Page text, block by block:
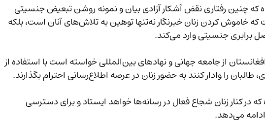
تأکید کرده که چنین رفتاری نقض آشکار آزادی بیان و نمونه روشن تبعیض جنسیتی
است. در این بیانیه آمده است که خاموش کردن زنان خبرنگار نه‌تنها توهین به تلاش‌های آنان است، بلکه
جنسیتی وارد می‌کند.
سازمان حمایت از رسانه‌های افغانستان از جامعه جهانی و نهادهای بین‌المللی خواسته است با استفاده از
این نهاد همچنین اعلام کرده که در کنار زنان شجاع فعال در رسانه‌ها خواهد ایستاد و برای دسترسی
می‌دهد.